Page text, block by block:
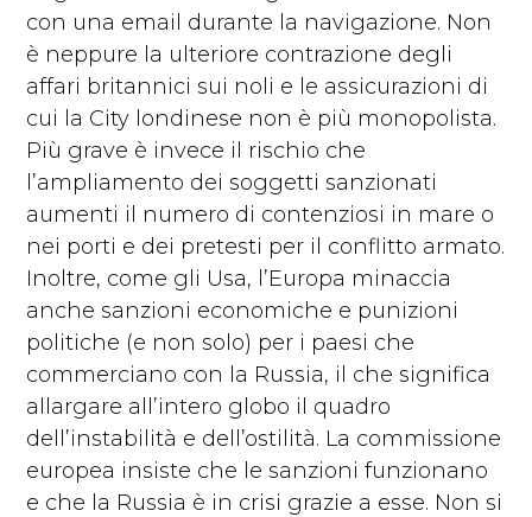
con una email durante la navigazione. Non
è neppure la ulteriore contrazione degli
affari britannici sui noli e le assicurazioni di
cui la City londinese non è più monopolista.
Più grave è invece il rischio che
l’ampliamento dei soggetti sanzionati
aumenti il numero di contenziosi in mare o
nei porti e dei pretesti per il conflitto armato.
Inoltre, come gli Usa, l’Europa minaccia
anche sanzioni economiche e punizioni
politiche (e non solo) per i paesi che
commerciano con la Russia, il che significa
allargare all’intero globo il quadro
dell’instabilità e dell’ostilità. La commissione
europea insiste che le sanzioni funzionano
e che la Russia è in crisi grazie a esse. Non si